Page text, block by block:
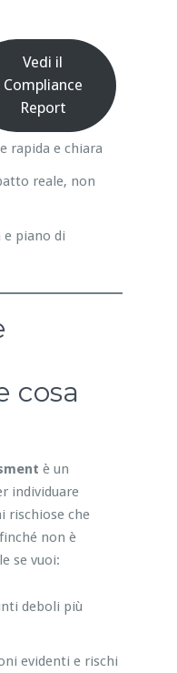
Vedi il
Compliance
Report
rapida e chiara
reale, non
e piano di
cosa
è un
individuare
rischiose che
non è
se vuoi:
deboli più
evidenti e rischi